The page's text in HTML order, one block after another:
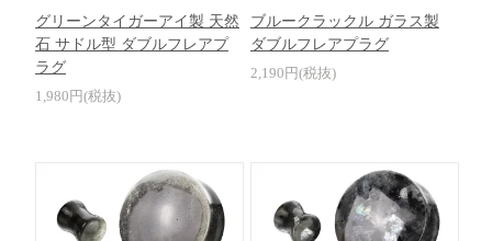
グリーンタイガーアイ製 天然
石 サドル型 ダブルフレアプ
ラグ
1,980円(税抜)
ブルークラックル ガラス製
ダブルフレアプラグ
2,190円(税抜)